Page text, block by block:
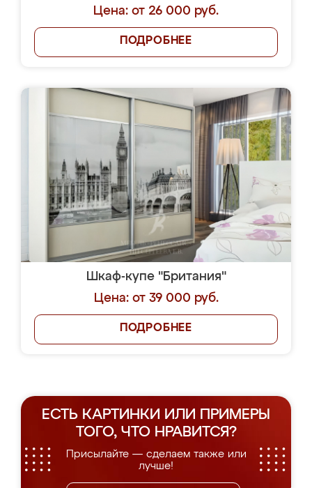
Цена: от 26 000 руб.
ПОДРОБНЕЕ
Шкаф-купе "Британия"
Цена: от 39 000 руб.
ПОДРОБНЕЕ
ЕСТЬ КАРТИНКИ ИЛИ ПРИМЕРЫ
ТОГО, ЧТО НРАВИТСЯ?
Присылайте — сделаем также или
лучше!